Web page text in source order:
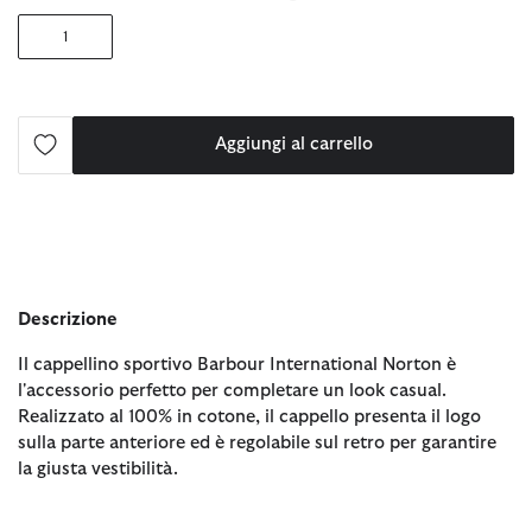
1
Aggiungi al carrello
Descrizione
Il cappellino sportivo Barbour International Norton è
l'accessorio perfetto per completare un look casual.
Realizzato al 100% in cotone, il cappello presenta il logo
sulla parte anteriore ed è regolabile sul retro per garantire
la giusta vestibilità.